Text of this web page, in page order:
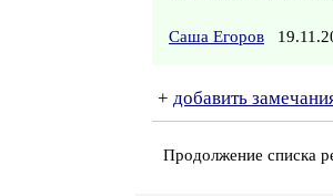
Саша Егоров
+ добавить
Продолжение списка